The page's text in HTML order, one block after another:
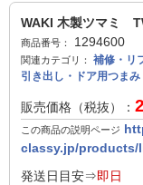
WAKI 木製ツマミ
商品番号： 1294600
関連カテゴリ： 補修・リ
引き出し・ドア用つまみ
販売価格（税抜）：
この商品の説明ページ
classy.jp/products/
発送日目安⇒即日